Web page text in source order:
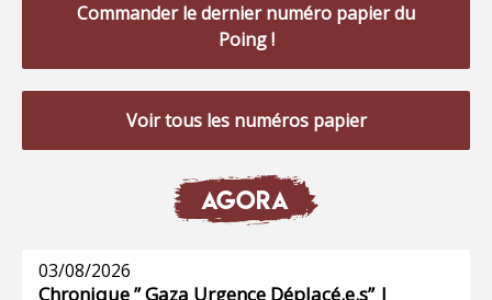
Commander le dernier numéro papier du
Poing !
Voir tous les numéros papier
AGORA
03/08/2026
Chronique ” Gaza Urgence Déplacé.e.s” |